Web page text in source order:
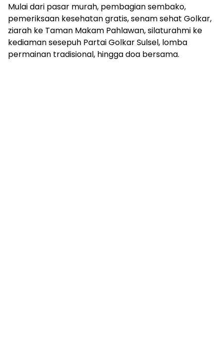
Mulai dari pasar murah, pembagian sembako,
pemeriksaan kesehatan gratis, senam sehat Golkar,
ziarah ke Taman Makam Pahlawan, silaturahmi ke
kediaman sesepuh Partai Golkar Sulsel, lomba
permainan tradisional, hingga doa bersama.